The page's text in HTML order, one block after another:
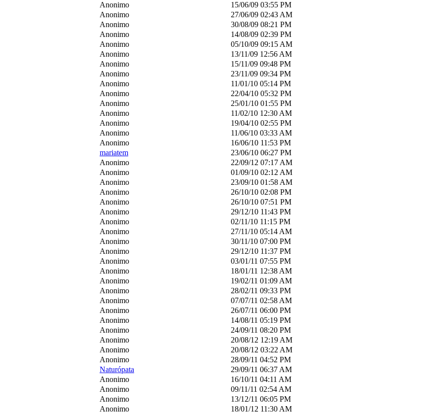
Anonimo 15/06/09 03:55 PM
Anonimo 27/06/09 02:43 AM
Anonimo 30/08/09 08:21 PM
Anonimo 14/08/09 02:39 PM
Anonimo 05/10/09 09:15 AM
Anonimo 13/11/09 12:56 AM
Anonimo 15/11/09 09:48 PM
Anonimo 23/11/09 09:34 PM
Anonimo 11/01/10 05:14 PM
Anonimo 22/04/10 05:32 PM
Anonimo 25/01/10 01:55 PM
Anonimo 11/02/10 12:30 AM
Anonimo 19/04/10 02:55 PM
Anonimo 11/06/10 03:33 AM
Anonimo 16/06/10 11:53 PM
mariatem 23/06/10 06:27 PM
Anonimo 22/09/12 07:17 AM
Anonimo 01/09/10 02:12 AM
Anonimo 23/09/10 01:58 AM
Anonimo 26/10/10 02:08 PM
Anonimo 26/10/10 07:51 PM
Anonimo 29/12/10 11:43 PM
Anonimo 02/11/10 11:15 PM
Anonimo 27/11/10 05:14 AM
Anonimo 30/11/10 07:00 PM
Anonimo 29/12/10 11:37 PM
Anonimo 03/01/11 07:55 PM
Anonimo 18/01/11 12:38 AM
Anonimo 19/02/11 01:09 AM
Anonimo 28/02/11 09:33 PM
Anonimo 07/07/11 02:58 AM
Anonimo 26/07/11 06:00 PM
Anonimo 14/08/11 05:19 PM
Anonimo 24/09/11 08:20 PM
Anonimo 20/08/12 12:19 AM
Anonimo 20/08/12 03:22 AM
Anonimo 28/09/11 04:52 PM
Naturópata 29/09/11 06:37 AM
Anonimo 16/10/11 04:11 AM
Anonimo 09/11/11 02:54 AM
Anonimo 13/12/11 06:05 PM
Anonimo 18/01/12 11:30 AM